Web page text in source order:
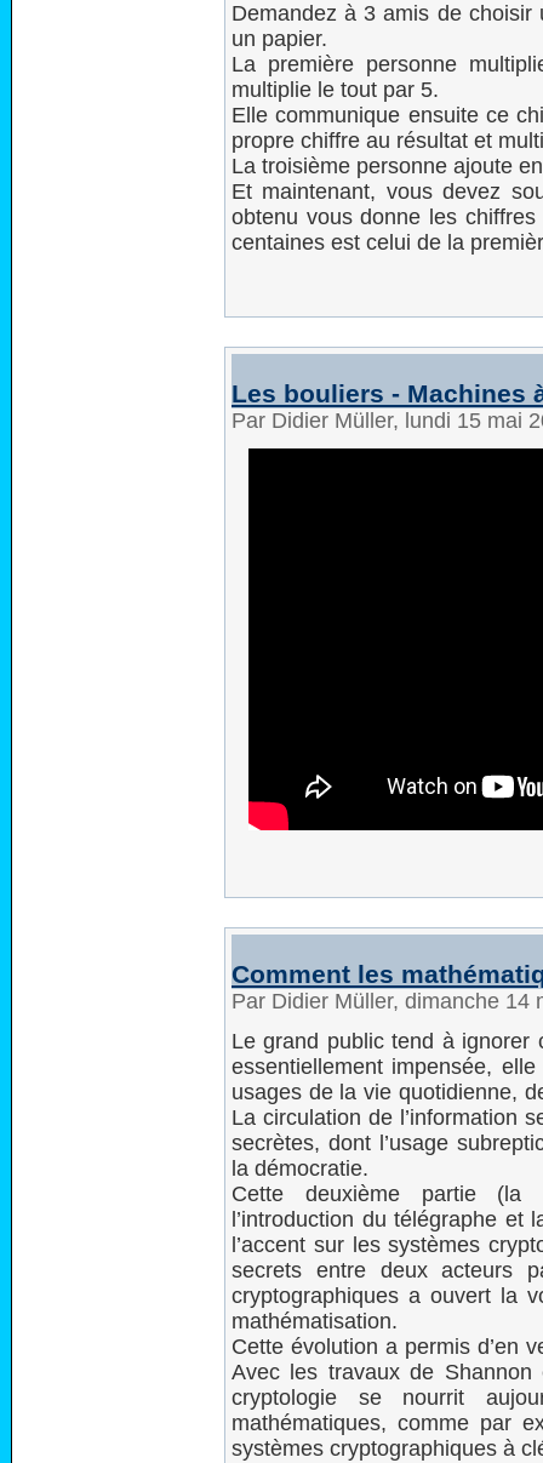
Demandez à 3 amis de
un papier.
La première personne
multiplie le tout par 5.
Elle communique ensuite ce
propre chiffre au résultat et
La troisième personne ajoute
Et maintenant, vous devez
obtenu vous donne les
centaines est celui de la
Les bouliers - Machines
Par Didier Müller, lundi 15 mai
Comment les
Par Didier Müller, dimanche 14
Le grand public tend à ignorer
essentiellement impensée,
usages de la vie quotidienne,
La circulation de l’information
secrètes, dont l’usage
la démocratie.
Cette deuxième partie
l’introduction du télégraphe et
l’accent sur les systèmes
secrets entre deux acteurs
cryptographiques a ouvert la
mathématisation.
Cette évolution a permis d’en
Avec les travaux de
cryptologie se nourrit
mathématiques, comme par
systèmes cryptographiques à